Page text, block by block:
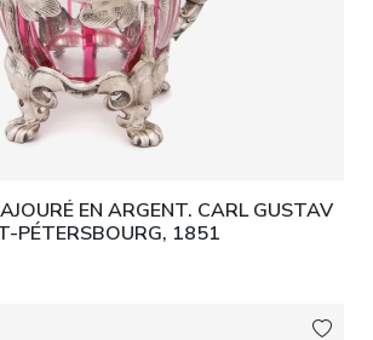
EN ARGENT. CARL GUSTAV
PÉTERSBOURG, 1851